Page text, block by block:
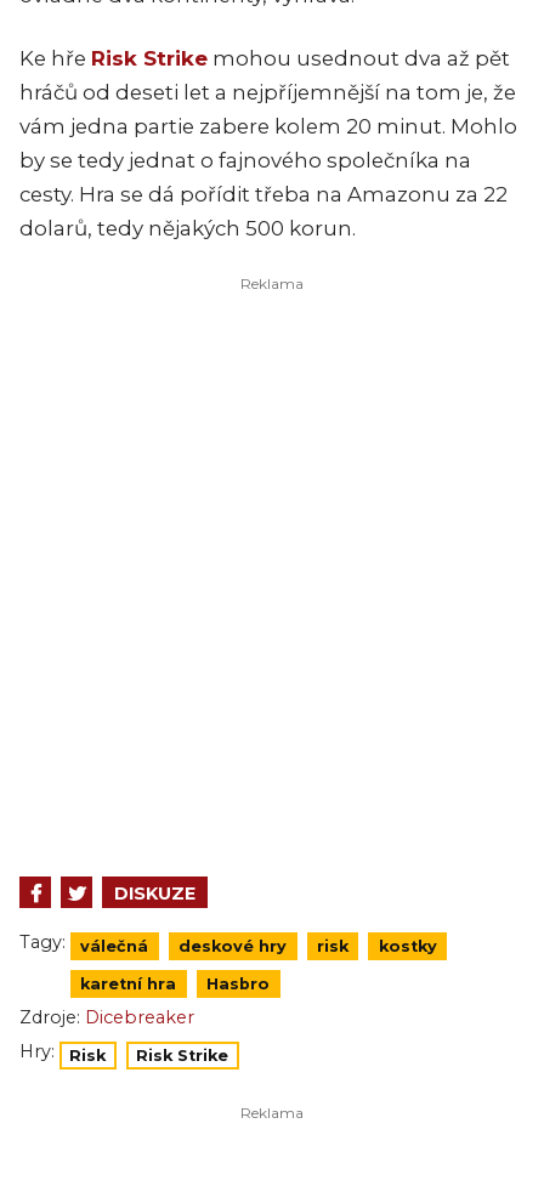
Ke hře Risk Strike mohou usednout dva až pět
hráčů od deseti let a nejpříjemnější na tom je, že
vám jedna partie zabere kolem 20 minut. Mohlo
by se tedy jednat o fajnového společníka na
cesty. Hra se dá pořídit třeba na Amazonu za 22
dolarů, tedy nějakých 500 korun.
DISKUZE
Tagy: válečná deskové hry risk kostky
karetní hra Hasbro
Zdroje: Dicebreaker
Hry:
Risk Risk Strike